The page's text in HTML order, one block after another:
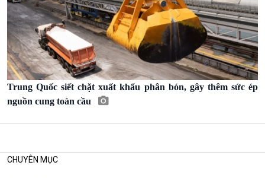
Podcast
Góc nhìn VOV1
Bình luận
10 phút Sự kiện - Luận bàn
Câu chuyện thời sự
Dòng chảy sự kiện
Đối thoại
Diễn đàn chủ nhật
Trung Quốc siết chặt xuất khẩu phân bón, gây thêm sức ép
nguồn cung toàn cầu
CHUYÊN MỤC